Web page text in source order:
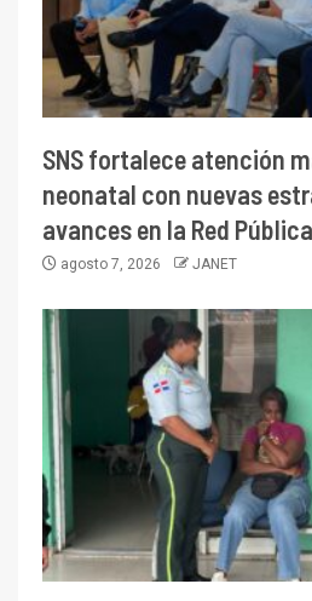
SNS fortalece atención
neonatal con nuevas
avances en la Red
agosto 7, 2026 JANET